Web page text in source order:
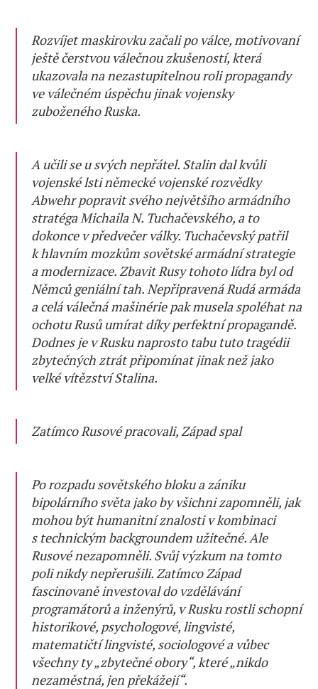
Rozvíjet maskirovku začali po válce, motivovaní
ještě čerstvou válečnou zkušeností, která
ukazovala na nezastupitelnou roli propagandy
ve válečném úspěchu jinak vojensky
zuboženého Ruska.
A učili se u svých nepřátel. Stalin dal kvůli
vojenské lsti německé vojenské rozvědky
Abwehr popravit svého největšího armádního
stratéga Michaila N. Tuchačevského, a to
dokonce v předvečer války. Tuchačevský patřil
k hlavním mozkům sovětské armádní strategie
a modernizace. Zbavit Rusy tohoto lídra byl od
Němců geniální tah. Nepřipravená Rudá armáda
a celá válečná mašinérie pak musela spoléhat na
ochotu Rusů umírat díky perfektní propagandě.
Dodnes je v Rusku naprosto tabu tuto tragédii
zbytečných ztrát připomínat jinak než jako
velké vítězství Stalina.
Zatímco Rusové pracovali, Západ spal
Po rozpadu sovětského bloku a zániku
bipolárního světa jako by všichni zapomněli, jak
mohou být humanitní znalosti v kombinaci
s technickým backgroundem užitečné. Ale
Rusové nezapomněli. Svůj výzkum na tomto
poli nikdy nepřerušili. Zatímco Západ
fascinovaně investoval do vzdělávání
programátorů a inženýrů, v Rusku rostli schopní
historikové, psychologové, lingvisté,
matematičtí lingvisté, sociologové a vůbec
všechny ty „zbytečné obory“, které „nikdo
nezaměstná, jen překážejí“.